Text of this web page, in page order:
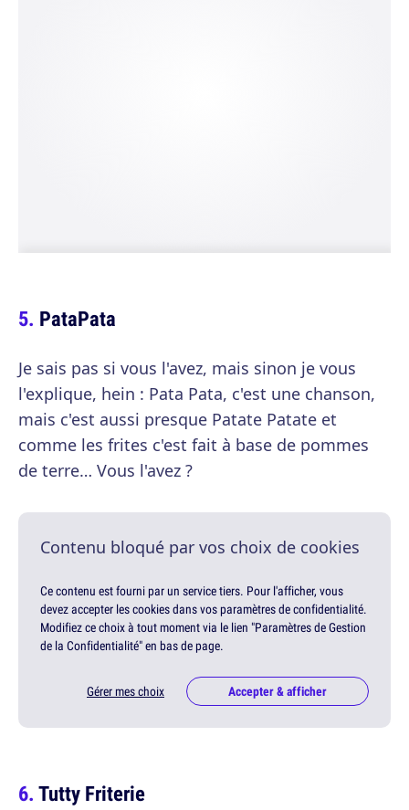
PataPata
Je sais pas si vous l'avez, mais sinon je vous
l'explique, hein : Pata Pata, c'est une chanson,
mais c'est aussi presque Patate Patate et
comme les frites c'est fait à base de pommes
de terre… Vous l'avez ?
Contenu bloqué par vos choix de cookies
Ce contenu est fourni par un service tiers. Pour l'afficher, vous
devez accepter les cookies dans vos paramètres de confidentialité.
Modifiez ce choix à tout moment via le lien "Paramètres de Gestion
de la Confidentialité" en bas de page.
Gérer mes choix Accepter & afficher
Tutty Friterie